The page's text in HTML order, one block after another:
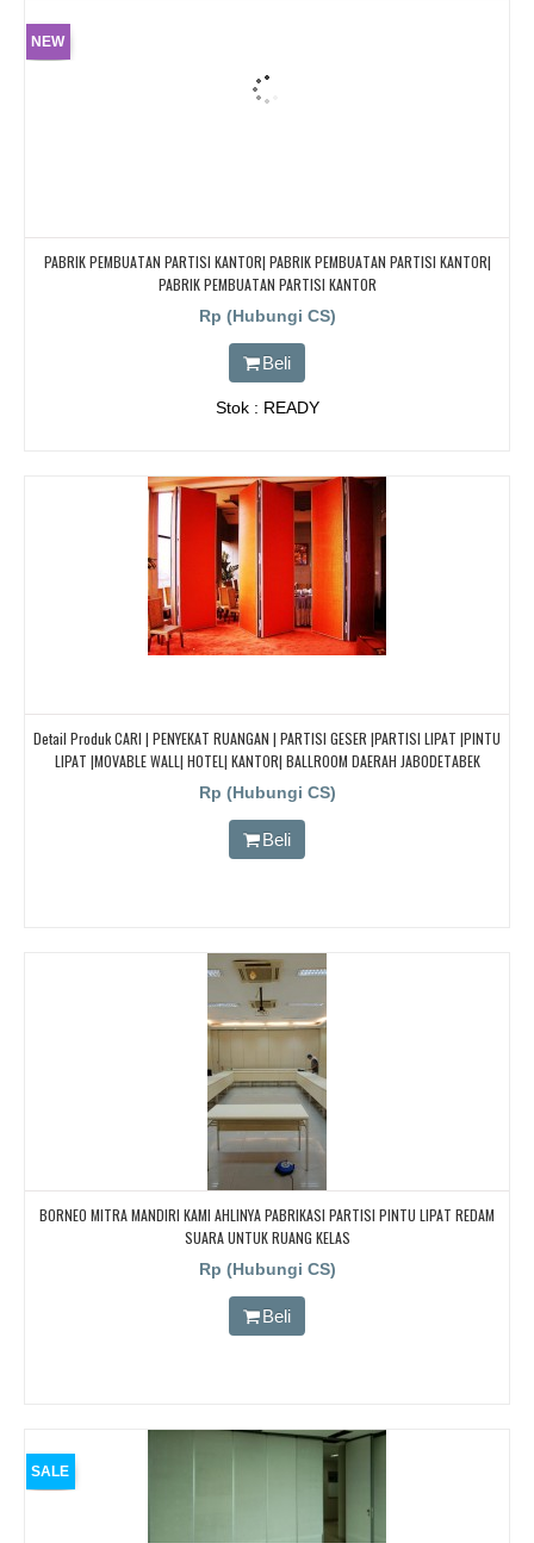
NEW
PABRIK PEMBUATAN PARTISI KANTOR| PABRIK PEMBUATAN PARTISI KANTOR|
PABRIK PEMBUATAN PARTISI KANTOR
Rp (Hubungi CS)
Beli
Stok : READY
Detail Produk CARI | PENYEKAT RUANGAN | PARTISI GESER |PARTISI LIPAT |PINTU
LIPAT |MOVABLE WALL| HOTEL| KANTOR| BALLROOM DAERAH JABODETABEK
Rp (Hubungi CS)
Beli
BORNEO MITRA MANDIRI KAMI AHLINYA PABRIKASI PARTISI PINTU LIPAT REDAM
SUARA UNTUK RUANG KELAS
Rp (Hubungi CS)
Beli
SALE